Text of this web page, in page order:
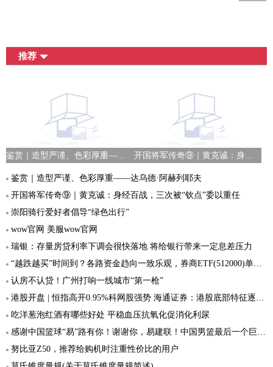
推荐
鉴赏｜造型严谨、色彩厚重——达乌德·阿赫列耶夫 开国将军传奇⑨｜黄克诚：身经百战，三次被“钦点”委以重任
鉴赏｜造型严谨、色彩厚重——达乌德·阿赫列耶夫
开国将军传奇⑨｜黄克诚：身经百战，三次被“钦点”委以重任
崇阳骑行爱好者倡导“绿色出行”
wow官网 美服wow官网
瑞银：存量房贷利率下调会很快落地 将给银行带来一定息差压力
“越跌越买”时间到？各路资金趋向一致乐观，券商ETF(512000)单日获超3亿元增仓，杠杆资金同步加码
认房不认贷！广州打响一线城市“第一枪”
港股开盘 | 恒指高开0.95%科网股强势 海通证券：港股底部特征逐步显现
吃洋葱泡红酒有哪些好处 平稳血压抗氧化促消化利尿
感谢中国篮球“易”路有你！谢谢你，易建联！中国男篮最后一个巨星退役！
努比亚Z50，推荐给购机时注重性价比的用户